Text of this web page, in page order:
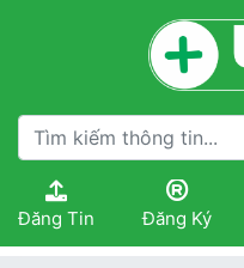
Đăng Tin Đăng Ký